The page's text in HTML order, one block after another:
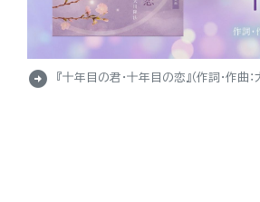
arrow_circle_right 『十年目の君・十年目の恋』（作詞・作曲：